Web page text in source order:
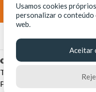
© Fortaleza Digital ||
Tecnologia e Inovação de
Praia de Iracema - Fortaleza-
Usamos cookies
personalizar o
web.
Aceitar